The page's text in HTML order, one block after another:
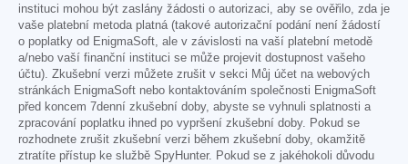
instituci mohou být zaslány žádosti o autorizaci, aby se ověřilo, zda je
vaše platební metoda platná (takové autorizační podání není žádostí
o poplatky od EnigmaSoft, ale v závislosti na vaší platební metodě
a/nebo vaší finanční instituci se může projevit dostupnost vašeho
účtu). Zkušební verzi můžete zrušit v sekci Můj účet na webových
stránkách EnigmaSoft nebo kontaktováním společnosti EnigmaSoft
před koncem 7denní zkušební doby, abyste se vyhnuli splatnosti a
zpracování poplatku ihned po vypršení zkušební doby. Pokud se
rozhodnete zrušit zkušební verzi během zkušební doby, okamžitě
ztratíte přístup ke službě SpyHunter. Pokud se z jakéhokoli důvodu